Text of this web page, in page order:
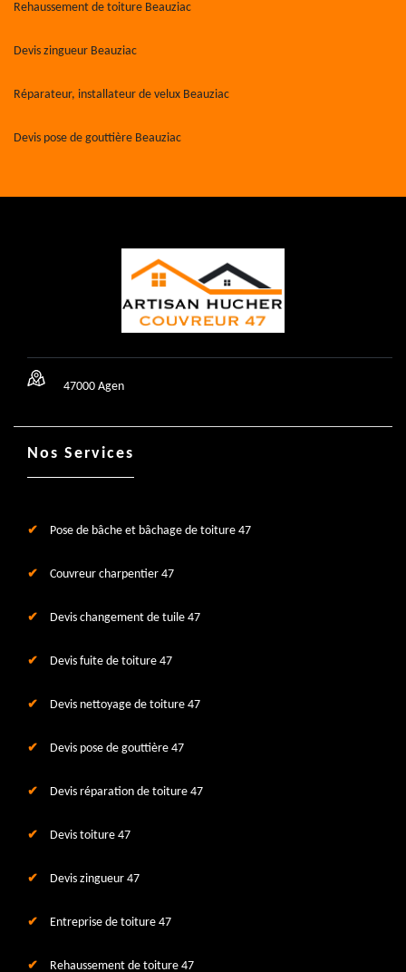
Rehaussement de toiture Beauziac
Devis zingueur Beauziac
Réparateur, installateur de velux Beauziac
Devis pose de gouttière Beauziac
47000 Agen
Nos Services
Pose de bâche et bâchage de toiture 47
Couvreur charpentier 47
Devis changement de tuile 47
Devis fuite de toiture 47
Devis nettoyage de toiture 47
Devis pose de gouttière 47
Devis réparation de toiture 47
Devis toiture 47
Devis zingueur 47
Entreprise de toiture 47
Rehaussement de toiture 47